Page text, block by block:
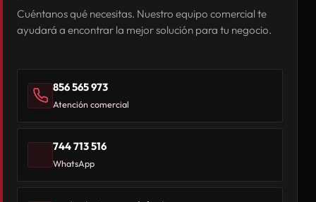
Cuéntanos qué necesitas. Nuestro equipo comercial te
ayudará a encontrar la mejor solución para tu negocio.
856 565 973
Atención comercial
744 713 516
WhatsApp